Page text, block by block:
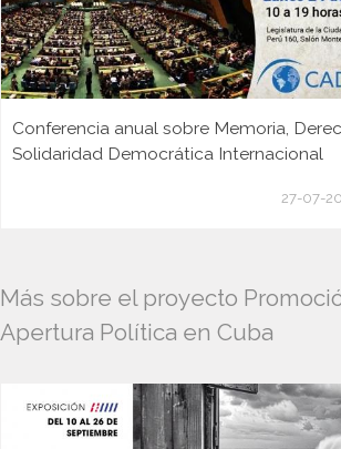
Conferencia anual sobre Memoria,
Solidaridad Democrática Internacional
27-07-
Más sobre el proyecto
Apertura Política en Cuba